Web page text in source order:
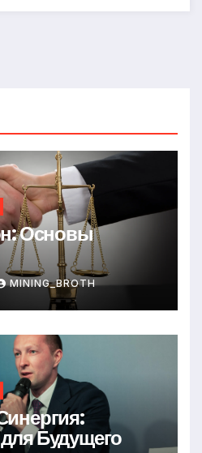
Основы
MINING_BROTH
Будущего